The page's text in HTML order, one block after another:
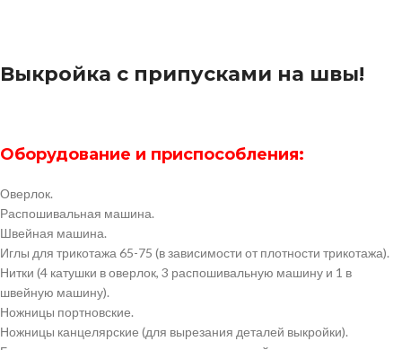
Выкройка с припусками на швы!
Оборудование и приспособления:
Оверлок.
Распошивальная машина.
Швейная машина.
Иглы для трикотажа 65-75 (в зависимости от плотности трикотажа).
Нитки (4 катушки в оверлок, 3 распошивальную машину и 1 в
швейную машину).
Ножницы портновские.
Ножницы канцелярские (для вырезания деталей выкройки).